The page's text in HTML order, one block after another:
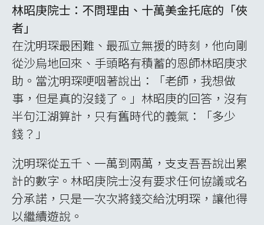
林昭庚院士：不問理由、十萬美金托底的「俠
者」
在沈明琛最困難、最孤立無援的時刻，他向剛
從沙烏地回來、手頭略有積蓄的恩師林昭庚求
助。當沈明琛哽咽著說出：「老師，我想做
事，但是真的沒錢了。」林昭庚的回答，沒有
半句江湖算計，只有舊時代的義氣：「多少
錢？」
沈明琛從五千、一萬到兩萬，支支吾吾說出累
計的數字。林昭庚院士沒有要求任何協議或名
分承諾，只是一次次將錢交給沈明琛，讓他得
以繼續遊說。